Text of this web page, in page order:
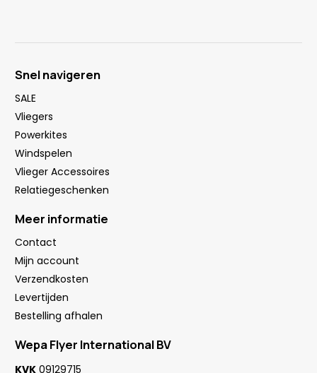
Snel navigeren
SALE
Vliegers
Powerkites
Windspelen
Vlieger Accessoires
Relatiegeschenken
Meer informatie
Contact
Mijn account
Verzendkosten
Levertijden
Bestelling afhalen
Wepa Flyer International BV
KVK 09129715